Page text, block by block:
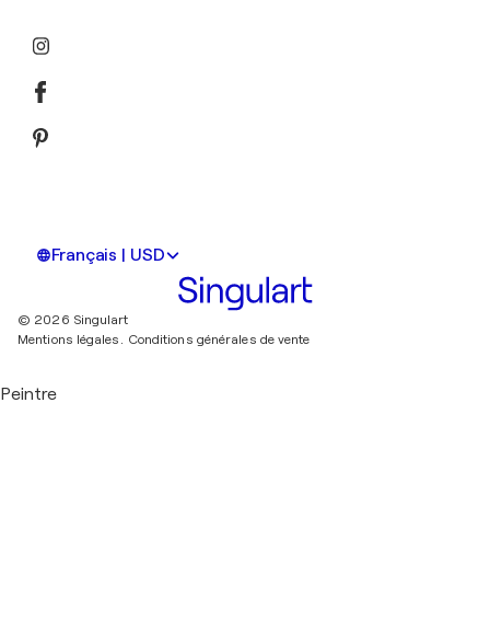
Français | USD
© 2026 Singulart
Mentions légales.
Conditions générales de vente
Peintre